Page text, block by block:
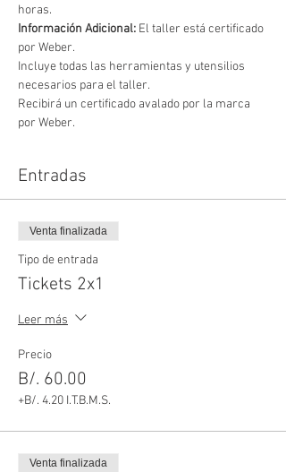
horas.
Información Adicional: El taller está certificado
por Weber.
Incluye todas las herramientas y utensilios
necesarios para el taller.
Recibirá un certificado avalado por la marca
por Weber.
Entradas
Venta finalizada
Tipo de entrada
Tickets 2x1
Leer más
Precio
B/. 60.00
+B/. 4.20 I.T.B.M.S.
Venta finalizada